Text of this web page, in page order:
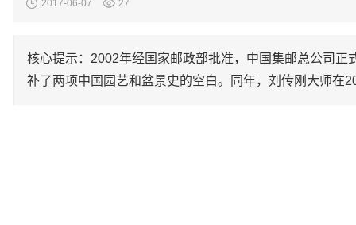
2017-06-07 27
核心提示：2002年经国家邮政部批准，中国集邮总公司正
补了两项中国园艺和盆景史的空白。同年，刘传刚大师在